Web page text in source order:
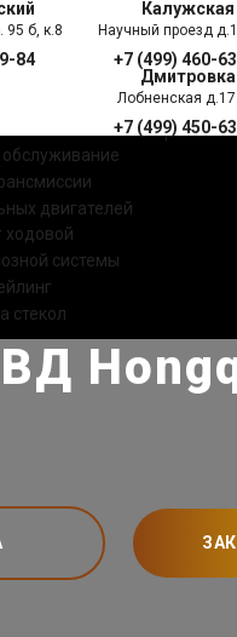
95 б, к.8
84
Калужская
Научный проезд
+7 (499) 460-
Дмитровка
Лобненская д.17
+7 (499) 450-
обслуживание
двигателей
ходовой
системы
стекол